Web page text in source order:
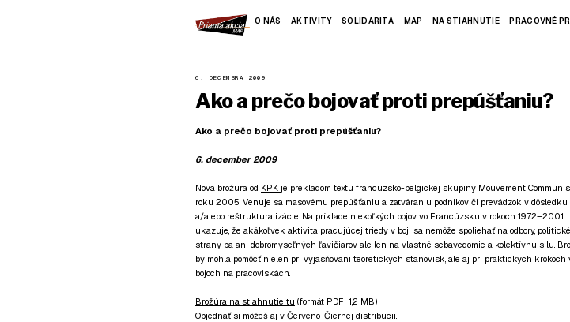
O NÁS AKTIVITY SOLIDARITA MAP NA STIAHNUTIE PRACOVNÉ
6. DECEMBRA 2009
Ako a prečo bojovať proti prepúšťaniu?
Ako a prečo bojovať proti prepúšťaniu?
6. december 2009
Nová brožúra od KPK je prekladom textu francúzsko-belgickej skupiny Mouvement
roku 2005. Venuje sa masovému prepúšťaniu a zatváraniu podnikov či prevádzok v
a/alebo reštrukturalizácie. Na príklade niekoľkých bojov vo Francúzsku v rokoch 1972–2001
ukazuje, že akákoľvek aktivita pracujúcej triedy v boji sa nemôže spoliehať na odbory, politické
strany, ba ani dobromyseľných ľavičiarov, ale len na vlastné sebavedomie a kolektívnu silu.
by mohla pomôcť nielen pri vyjasňovaní teoretických stanovísk, ale aj pri praktických krokoch
bojoch na pracoviskách.
Brožúra na stiahnutie tu (formát PDF; 1,2 MB)
Objednať si môžeš aj v Červeno-Čiernej distribúcii